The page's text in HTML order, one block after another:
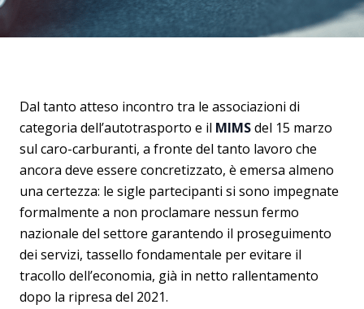
Dal tanto atteso incontro tra le associazioni di
categoria dell’autotrasporto e il MIMSdel 15 marzo
sul caro-carburanti, a fronte del tanto lavoro che
ancora deve essere concretizzato, è emersa almeno
una certezza: le sigle partecipanti si sono impegnate
formalmente a non proclamare nessun fermo
nazionale del settore garantendo il proseguimento
dei servizi, tassello fondamentale per evitare il
tracollo dell’economia, già in netto rallentamento
dopo la ripresa del 2021.